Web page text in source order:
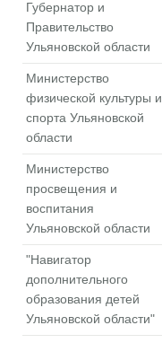
Губернатор и
Правительство
Ульяновской области
Министерство
физической культуры и
спорта Ульяновской
области
Министерство
просвещения и
воспитания
Ульяновской области
"Навигатор
дополнительного
образования детей
Ульяновской области"